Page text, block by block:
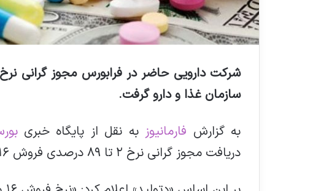
سازمان غذا و دارو گرفت.
به گزارش فارمانیوز به نقل از پایگاه خبری
دریافت مجوز گرانی نرخ ۲ تا ۸۹ درصدی فروش ۱۶ محصول از سازمان غذا و دارو خبر داد.